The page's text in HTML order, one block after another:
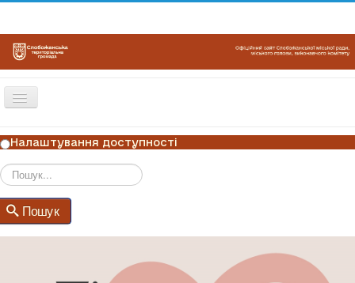
Перемикач
ГОЛОВНА
НОВИНИ
ОГОЛОШЕННЯ
ГРАФІКИ ПРИЙОМУ
Налаштування доступності
Пошук